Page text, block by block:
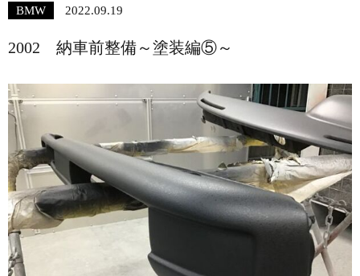
BMW 2022.09.19
2002 納車前整備～塗装編⑤～